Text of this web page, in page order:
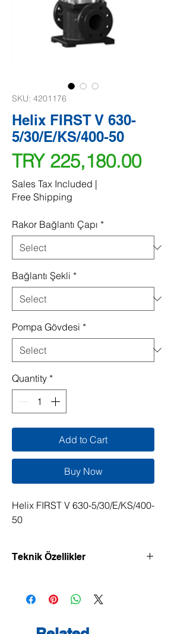
SKU: 4201176
Helix FIRST V 630-
5/30/E/KS/400-50
TRY 225,180.00Price
Sales Tax Included |
Free Shipping
Rakor Bağlantı Çapı *
Bağlantı Şekli *
Pompa Gövdesi *
Quantity *
Add to Cart
Buy Now
Helix FIRST V 630-5/30/E/KS/400-
50
Teknik Özellikler
bağlantılı yüksek basınçlı santrifüj
pompa.
Normal emişli yüksek basınçlı